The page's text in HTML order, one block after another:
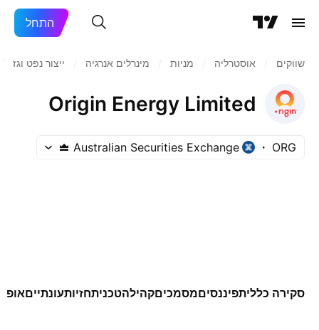
התחל
שווקים ‏אוסטרליה מניות‏ מינרלים אנרגיה ייצור נפט וגז
Origin Energy Limited
ORG
Australian Securities Exchange
סקירה כלליתפיננסיםמסמכיםקהילהטכניתחזיותעונתיים